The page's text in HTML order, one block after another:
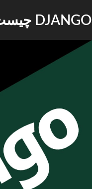
DJANGO چیست؟